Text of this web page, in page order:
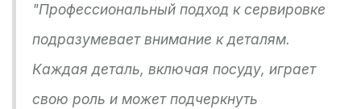
"Профессиональный подход к сервировке
подразумевает внимание к деталям.
Каждая деталь, включая посуду, играет
свою роль и может подчеркнуть